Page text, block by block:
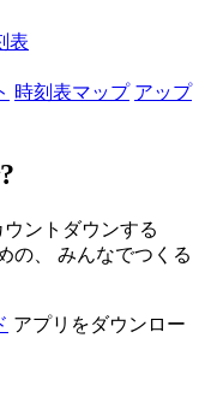
表
時刻表マップ アップ
ントダウンする
の、 みんなでつくる
アプリをダウンロー